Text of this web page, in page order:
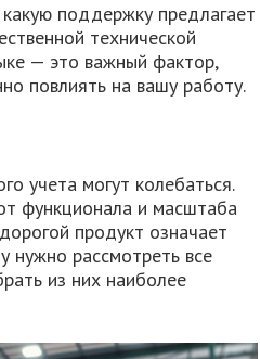
поддержку предлагает
технической
— это важный фактор,
повлиять на вашу работу.
учета могут колебаться.
функционала и масштаба
продукт означает
нужно рассмотреть все
из них наиболее